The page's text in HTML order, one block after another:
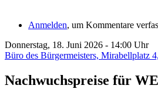
Anmelden, um Kommentare
Donnerstag, 18. Juni 2026 - 14:00 Uhr
Büro des Bürgermeisters, Mirabellplatz
Nachwuchspreise für